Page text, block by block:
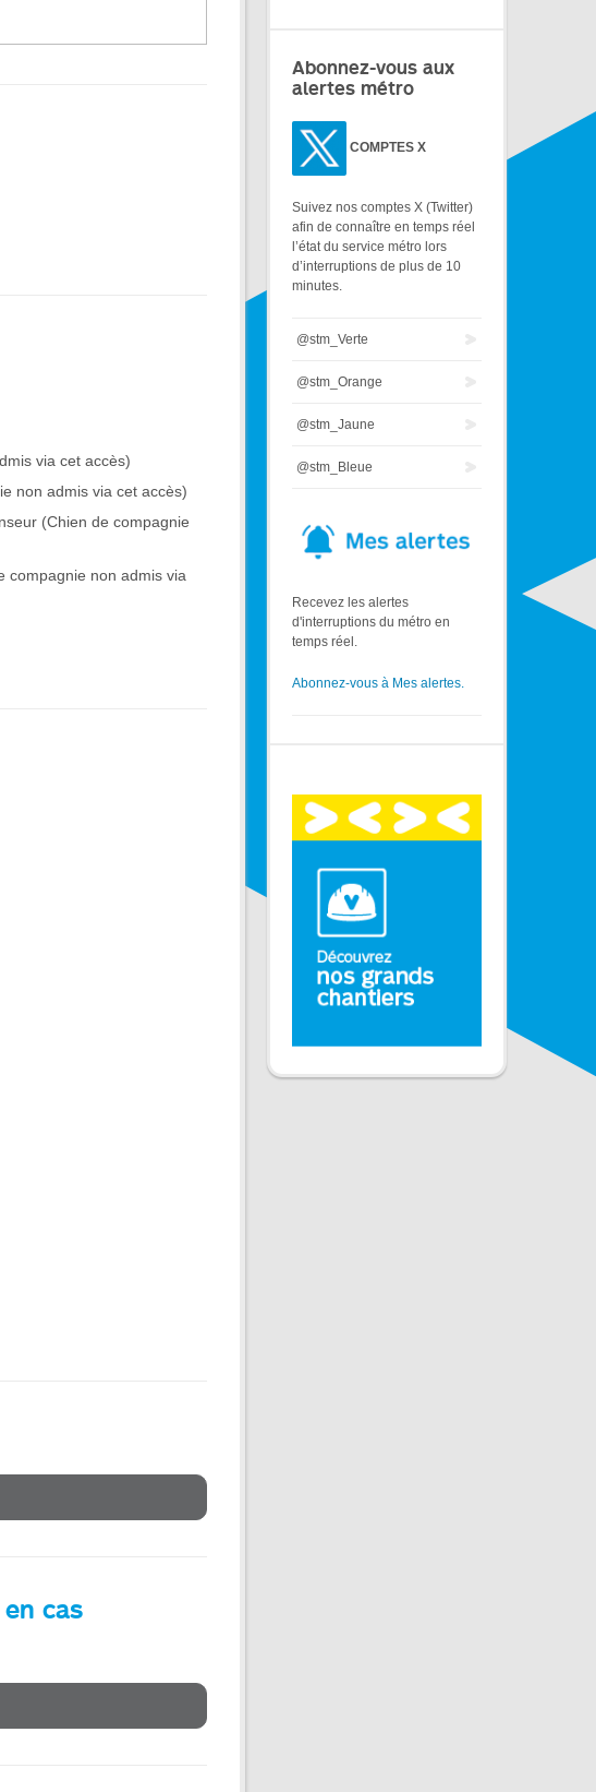
via cet accès)
non admis via cet accès)
(Chien de compagnie
compagnie non admis via
cas
Abonnez-vous aux
alertes métro
COMPTES X
Suivez nos comptes X (Twitter)
afin de connaître en temps réel
l’état du service métro lors
d’interruptions de plus de 10
minutes.
@stm_Verte
@stm_Orange
@stm_Jaune
@stm_Bleue
Recevez les alertes
d'interruptions du métro en
temps réel.
Abonnez-vous à Mes alertes.